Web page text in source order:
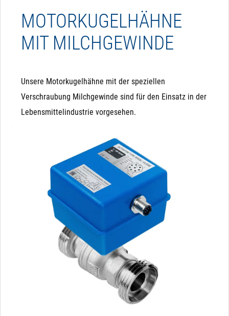
MOTORKUGELHÄHNE
MIT MILCHGEWINDE
Unsere Motorkugelhähne mit der speziellen
Verschraubung Milchgewinde sind für den Einsatz in der
Lebensmittelindustrie vorgesehen.